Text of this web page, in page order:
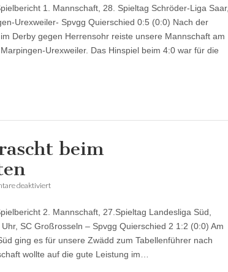
in
Urexweiler
Video)
1. Mannschaft, 28. Spieltag Schröder-Liga Saar,
Urexweiler- Spvgg Quierschied 0:5 (0:0) Nach der
Derby gegen Herrensohr reiste unsere Mannschaft am
Urexweiler. Das Hinspiel beim 4:0 war für die
beim
deaktiviertfür
beim
Tabellenersten
2. Mannschaft, 27.Spieltag Landesliga Süd,
SC Großrosseln – Spvgg Quierschied 2 1:2 (0:0) Am
ging es für unsere Zwädd zum Tabellenführer nach
wollte auf die gute Leistung im…